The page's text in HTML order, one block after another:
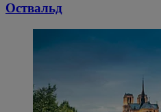
Оствальд